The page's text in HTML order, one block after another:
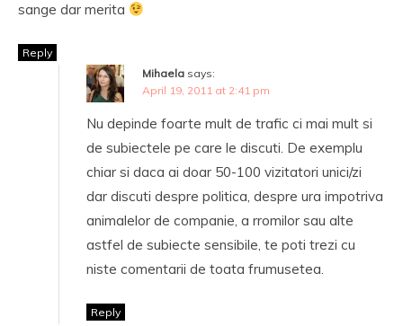
sange dar merita
Reply
Mihaela says:
April 19, 2011 at 2:41 pm
Nu depinde foarte mult de trafic ci mai mult si
de subiectele pe care le discuti. De exemplu
chiar si daca ai doar 50-100 vizitatori unici/zi
dar discuti despre politica, despre ura impotriva
animalelor de companie, a rromilor sau alte
astfel de subiecte sensibile, te poti trezi cu
niste comentarii de toata frumusetea.
Reply